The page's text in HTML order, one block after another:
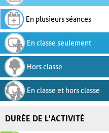
En plusieurs séances
En classe seulement
Hors classe
En classe et hors classe
DURÉE DE L'ACTIVITÉ